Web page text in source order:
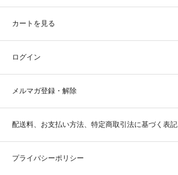
カートを見る
ログイン
メルマガ登録・解除
配送料、お支払い方法、特定商取引法に基づく表記
プライバシーポリシー